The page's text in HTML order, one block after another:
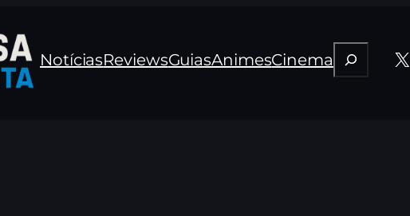
NotíciasReviewsGuiasAnimesCinema Pesquisar
X